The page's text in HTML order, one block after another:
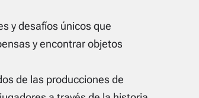
y desafíos únicos que
y encontrar objetos
de las producciones de